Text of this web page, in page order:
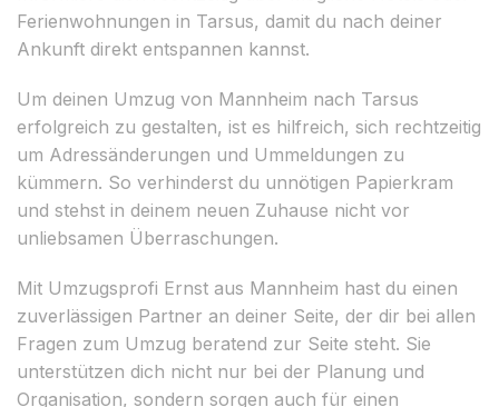
Ferienwohnungen in Tarsus, damit du nach deiner
Ankunft direkt entspannen kannst.
Um deinen Umzug von Mannheim nach Tarsus
erfolgreich zu gestalten, ist es hilfreich, sich rechtzeitig
um Adressänderungen und Ummeldungen zu
kümmern. So verhinderst du unnötigen Papierkram
und stehst in deinem neuen Zuhause nicht vor
unliebsamen Überraschungen.
Mit Umzugsprofi Ernst aus Mannheim hast du einen
zuverlässigen Partner an deiner Seite, der dir bei allen
Fragen zum Umzug beratend zur Seite steht. Sie
unterstützen dich nicht nur bei der Planung und
Organisation, sondern sorgen auch für einen